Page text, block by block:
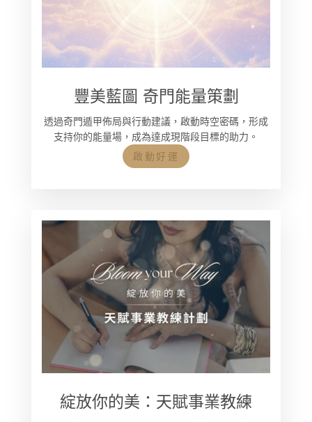
豐美藍圖 奇門能量策劃
透過奇門遁甲佈局與行動建議，啟動時空密碼，形成
支持你的能量場，成為達成現階段目標的助力。
啟動好運
綻放你的美：天賦事業教練